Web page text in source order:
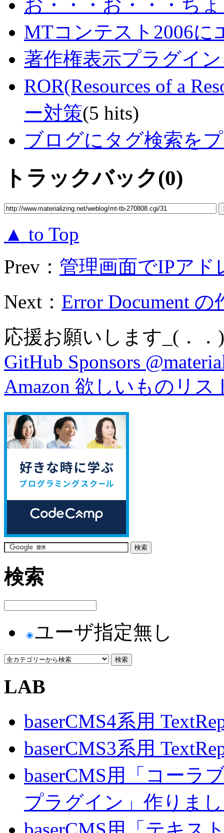
お・・・お・・・ち
MTコンテスト2006に
著作権表示プラグイ
ROR(Resources of a
ー対策(5 hits)
ブログにタグ検索を
トラックバック(0)
▲ to Top
Prev： 管理画面でIPアド
Next： Error Document の
応援お願いします_(．．
GitHub Sponsors
Amazon 欲しいものリス
検索
ユーザ指定無し
LAB
baserCMS4系用
baserCMS3系用
baserCMS用「コーラ
プラグイン」作りま